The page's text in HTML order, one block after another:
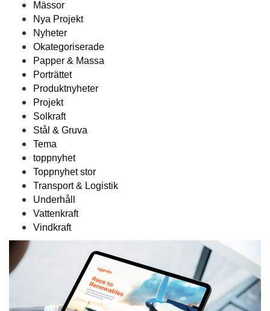
Mässor
Nya Projekt
Nyheter
Okategoriserade
Papper & Massa
Porträttet
Produktnyheter
Projekt
Solkraft
Stål & Gruva
Tema
toppnyhet
Toppnyhet stor
Transport & Logistik
Underhåll
Vattenkraft
Vindkraft